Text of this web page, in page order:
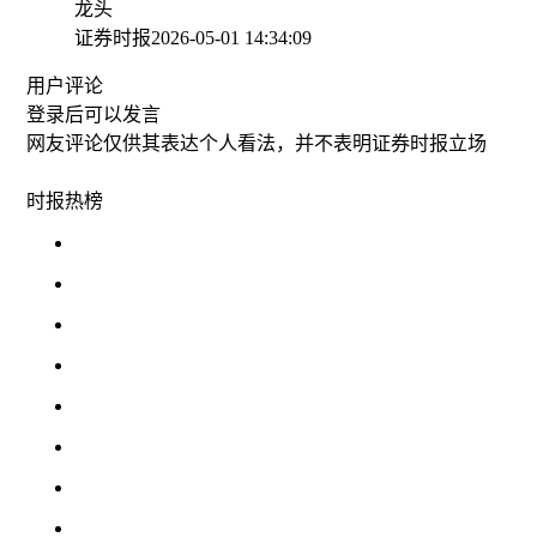
龙头
证券时报2026-05-01 14:34:09
用户评论
登录后可以发言
网友评论仅供其表达个人看法，并不表明证券时报立场
时报热榜